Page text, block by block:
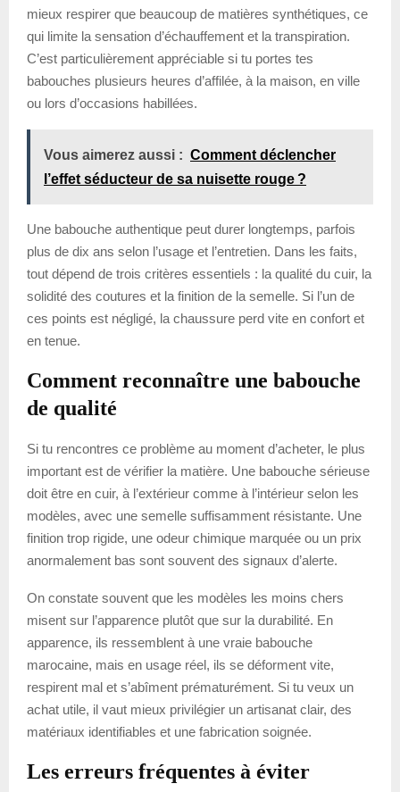
mieux respirer que beaucoup de matières synthétiques, ce
qui limite la sensation d’échauffement et la transpiration.
C’est particulièrement appréciable si tu portes tes
babouches plusieurs heures d’affilée, à la maison, en ville
ou lors d’occasions habillées.
Vous aimerez aussi : Comment déclencher
l’effet séducteur de sa nuisette rouge ?
Une babouche authentique peut durer longtemps, parfois
plus de dix ans selon l’usage et l’entretien. Dans les faits,
tout dépend de trois critères essentiels : la qualité du cuir, la
solidité des coutures et la finition de la semelle. Si l’un de
ces points est négligé, la chaussure perd vite en confort et
en tenue.
Comment reconnaître une babouche
de qualité
Si tu rencontres ce problème au moment d’acheter, le plus
important est de vérifier la matière. Une babouche sérieuse
doit être en cuir, à l’extérieur comme à l’intérieur selon les
modèles, avec une semelle suffisamment résistante. Une
finition trop rigide, une odeur chimique marquée ou un prix
anormalement bas sont souvent des signaux d’alerte.
On constate souvent que les modèles les moins chers
misent sur l’apparence plutôt que sur la durabilité. En
apparence, ils ressemblent à une vraie babouche
marocaine, mais en usage réel, ils se déforment vite,
respirent mal et s’abîment prématurément. Si tu veux un
achat utile, il vaut mieux privilégier un artisanat clair, des
matériaux identifiables et une fabrication soignée.
Les erreurs fréquentes à éviter